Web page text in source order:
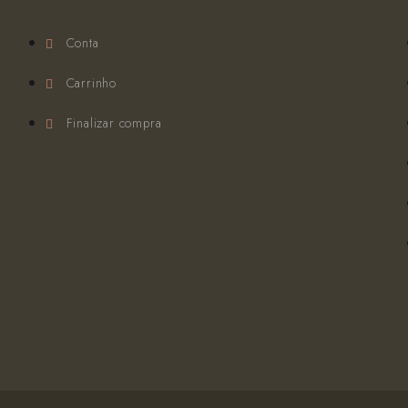
Conta
Carrinho
Finalizar compra